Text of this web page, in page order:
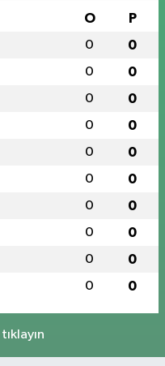
O P
0 0
0 0
0 0
0 0
0 0
0 0
0 0
0 0
0 0
0 0